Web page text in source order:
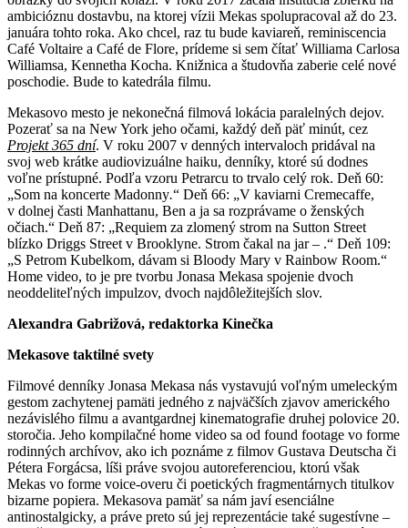
ambicióznu dostavbu, na ktorej vízii Mekas spolupracoval až do 23.
januára tohto roka. Ako chcel, raz tu bude kaviareň, reminiscencia
Café Voltaire a Café de Flore, prídeme si sem čítať Williama Carlosa
Williamsa, Kennetha Kocha. Knižnica a študovňa zaberie celé nové
poschodie. Bude to katedrála filmu.
Mekasovo mesto je nekonečná filmová lokácia paralelných dejov.
Pozerať sa na New York jeho očami, každý deň päť minút, cez
Projekt 365 dní. V roku 2007 v denných intervaloch pridával na
svoj web krátke audiovizuálne haiku, denníky, ktoré sú dodnes
voľne prístupné. Podľa vzoru Petrarcu to trvalo celý rok. Deň 60:
„Som na koncerte Madonny.“ Deň 66: „V kaviarni Cremecaffe,
v dolnej časti Manhattanu, Ben a ja sa rozprávame o ženských
očiach.“ Deň 87: „Requiem za zlomený strom na Sutton Street
blízko Driggs Street v Brooklyne. Strom čakal na jar – .“ Deň 109:
„S Petrom Kubelkom, dávam si Bloody Mary v Rainbow Room.“
Home video, to je pre tvorbu Jonasa Mekasa spojenie dvoch
neoddeliteľných impulzov, dvoch najdôležitejších slov.
Alexandra Gabrižová, redaktorka Kinečka
Mekasove taktilné svety
Filmové denníky Jonasa Mekasa nás vystavujú voľným umeleckým
gestom zachytenej pamäti jedného z najväčších zjavov amerického
nezávislého filmu a avantgardnej kinematografie druhej polovice 20.
storočia. Jeho kompilačné home video sa od found footage vo forme
rodinných archívov, ako ich poznáme z filmov Gustava Deutscha či
Pétera Forgácsa, líši práve svojou autoreferenciou, ktorú však
Mekas vo forme voice-overu či poetických fragmentárnych titulkov
bizarne popiera. Mekasova pamäť sa nám javí esenciálne
antinostalgicky, a práve preto sú jej reprezentácie také sugestívne –